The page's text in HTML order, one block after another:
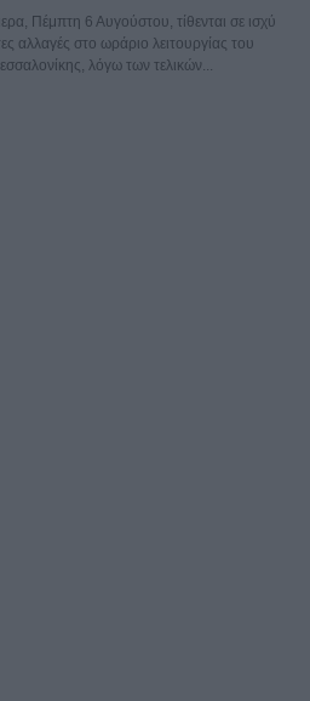
Πέμπτη 6 Αυγούστου, τίθενται σε ισχύ
αλλαγές στο ωράριο λειτουργίας του
λόγω των τελικών...